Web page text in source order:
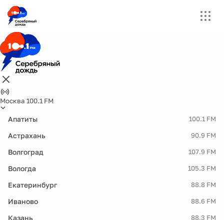
Москва 100.1 FM
Апатиты 100.1 FM
Астрахань 90.9 FM
Волгоград 107.9 FM
Вологда 105.3 FM
Екатеринбург 88.8 FM
Иваново 88.6 FM
Казань 88.3 FM